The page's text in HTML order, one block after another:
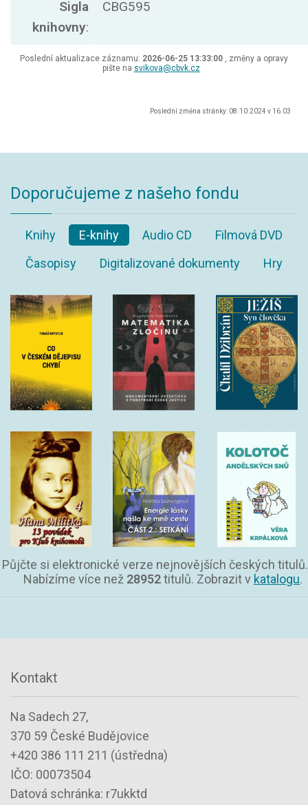
Sigla
knihovny:
CBG595
Poslední aktualizace záznamu: 2026-06-25 13:33:00 , změny a opravy
pište na svikova@cbvk.cz
Poslední změna stránky: 08.10.2024 v 16.03
Doporučujeme z našeho fondu
Knihy E-knihy Audio CD
Filmová DVD
Časopisy
Digitalizované dokumenty Hry
Půjčte si elektronické verze nejnovějších českých titulů.
Nabízíme více než 28952titulů. Zobrazit v katalogu.
Kontakt
Na Sadech 27,
370 59 České Budějovice
+420 386 111 211 (ústředna)
IČO: 00073504
Datová schránka: r7ukktd